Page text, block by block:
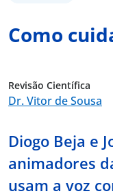
Acordos
Como
Revisão Científica
Dr. Vitor de Sousa
Diogo Beja e
animadores
usam a voz